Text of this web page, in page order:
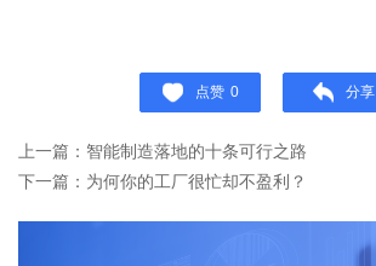
点赞 0 分享
上一篇：智能制造落地的十条可行之路
下一篇：为何你的工厂很忙却不盈利？